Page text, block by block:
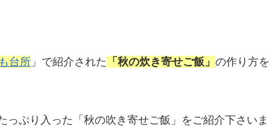
台所 」で紹介された 「秋の炊き寄せご飯」 の作り方を
ぷり入った「秋の吹き寄せご飯」をご紹介下さいま